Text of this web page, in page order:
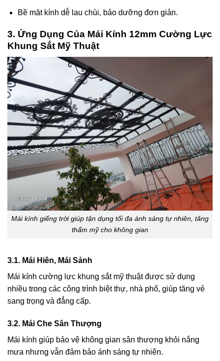
Bề mặt kính dễ lau chùi, bảo dưỡng đơn giản.
3. Ứng Dụng Của Mái Kính 12mm Cường Lực
Khung Sắt Mỹ Thuật
Mái kính giếng trời giúp tận dụng tối đa ánh sáng tự nhiên, tăng
thẩm mỹ cho không gian
3.1. Mái Hiên, Mái Sảnh
Mái kính cường lực khung sắt mỹ thuật được sử dụng
nhiều trong các công trình biệt thự, nhà phố, giúp tăng vẻ
sang trọng và đẳng cấp.
3.2. Mái Che Sân Thượng
Mái kính giúp bảo vệ không gian sân thượng khỏi nắng
mưa nhưng vẫn đảm bảo ánh sáng tự nhiên.